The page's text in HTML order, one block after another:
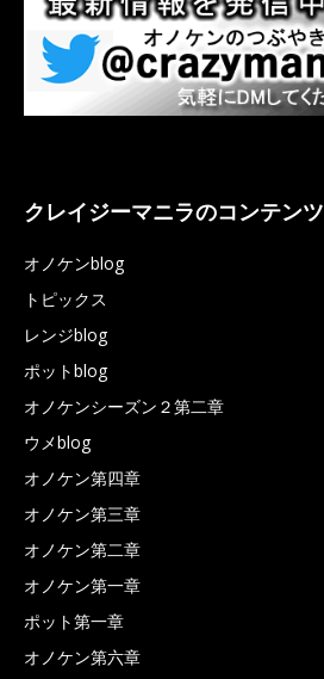
クレイジーマニラのコンテンツ
オノケンblog
トピックス
レンジblog
ポットblog
オノケンシーズン２第二章
ウメblog
オノケン第四章
オノケン第三章
オノケン第二章
オノケン第一章
ポット第一章
オノケン第六章